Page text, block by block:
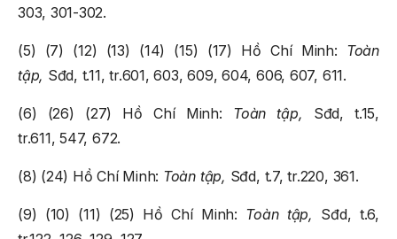
303, 301-302.
(5) (7) (12) (13) (14) (15) (17) Hồ Chí Minh:
Toàn
tập, Sđd, t.11, tr.601, 603, 609, 604, 606, 607, 611.
(6) (26) (27) Hồ Chí Minh: Toàn tập, Sđd, t.15,
tr.611, 547, 672.
(8) (24) Hồ Chí Minh: Toàn tập, Sđd, t.7, tr.220, 361.
(9) (10) (11) (25) Hồ Chí Minh: Toàn tập, Sđd, t.6,